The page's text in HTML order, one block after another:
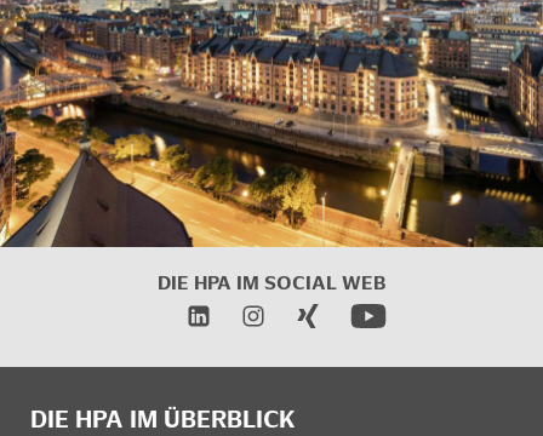
DIE HPA IM SOCIAL WEB
DIE HPA IM ÜBERBLICK